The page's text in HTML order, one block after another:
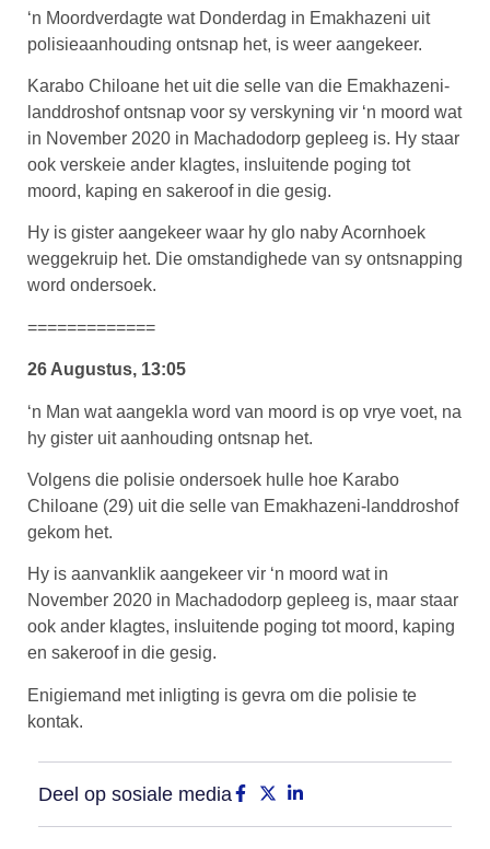
‘n Moordverdagte wat Donderdag in Emakhazeni uit
polisieaanhouding ontsnap het, is weer aangekeer.
Karabo Chiloane het uit die selle van die Emakhazeni-
landdroshof ontsnap voor sy verskyning vir ‘n moord wat
in November 2020 in Machadodorp gepleeg is. Hy staar
ook verskeie ander klagtes, insluitende poging tot
moord, kaping en sakeroof in die gesig.
Hy is gister aangekeer waar hy glo naby Acornhoek
weggekruip het. Die omstandighede van sy ontsnapping
word ondersoek.
=============
26 Augustus, 13:05
‘n Man wat aangekla word van moord is op vrye voet, na
hy gister uit aanhouding ontsnap het.
Volgens die polisie ondersoek hulle hoe Karabo
Chiloane (29) uit die selle van Emakhazeni-landdroshof
gekom het.
Hy is aanvanklik aangekeer vir ‘n moord wat in
November 2020 in Machadodorp gepleeg is, maar staar
ook ander klagtes, insluitende poging tot moord, kaping
en sakeroof in die gesig.
Enigiemand met inligting is gevra om die polisie te
kontak.
Deel op sosiale media